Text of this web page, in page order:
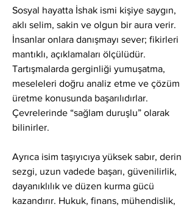
Sosyal hayatta İshak ismi kişiye saygın,
aklı selim, sakin ve olgun bir aura verir.
İnsanlar onlara danışmayı sever; fikirleri
mantıklı, açıklamaları ölçülüdür.
Tartışmalarda gerginliği yumuşatma,
meseleleri doğru analiz etme ve çözüm
üretme konusunda başarılıdırlar.
Çevrelerinde “sağlam duruşlu” olarak
bilinirler.
Ayrıca isim taşıyıcıya yüksek sabır, derin
sezgi, uzun vadede başarı, güvenilirlik,
dayanıklılık ve düzen kurma gücü
kazandırır. Hukuk, finans, mühendislik,